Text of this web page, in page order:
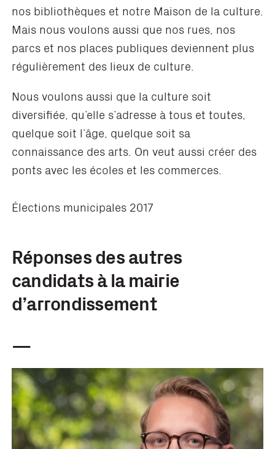
nos bibliothèques et notre Maison de la culture.
Mais nous voulons aussi que nos rues, nos
parcs et nos places publiques deviennent plus
régulièrement des lieux de culture.
Nous voulons aussi que la culture soit
diversifiée, qu’elle s’adresse à tous et toutes,
quelque soit l’âge, quelque soit sa
connaissance des arts. On veut aussi créer des
ponts avec les écoles et les commerces.
Élections municipales 2017
Réponses des autres
candidats à la mairie
d’arrondissement
—